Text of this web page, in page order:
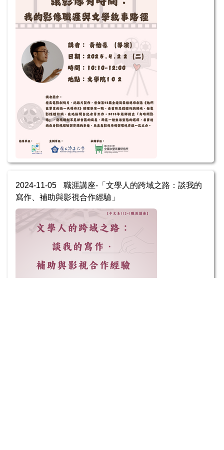
2024-11-05
職涯講座-「文學人的跨域之路：談我的
寫作、補助與影視合作經驗」